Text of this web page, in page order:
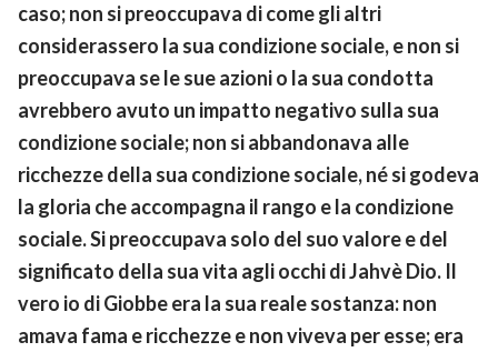
caso; non si preoccupava di come gli altri
considerassero la sua condizione sociale, e non si
preoccupava se le sue azioni o la sua condotta
avrebbero avuto un impatto negativo sulla sua
condizione sociale; non si abbandonava alle
ricchezze della sua condizione sociale, né si godeva
la gloria che accompagna il rango e la condizione
sociale. Si preoccupava solo del suo valore e del
significato della sua vita agli occhi di Jahvè Dio. Il
vero io di Giobbe era la sua reale sostanza: non
amava fama e ricchezze e non viveva per esse; era